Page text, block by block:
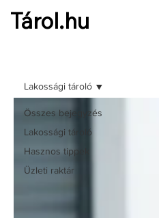
Tárol.hu
Összes bejegyzés
Lakossági tároló
Hasznos tippek
Üzleti raktár
Lakossági tároló